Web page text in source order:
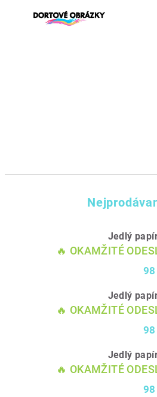
Jedlý
🔥 OKAMŽITÉ
Jedlý
🔥 OKAMŽITÉ
Jedlý
🔥 OKAMŽITÉ